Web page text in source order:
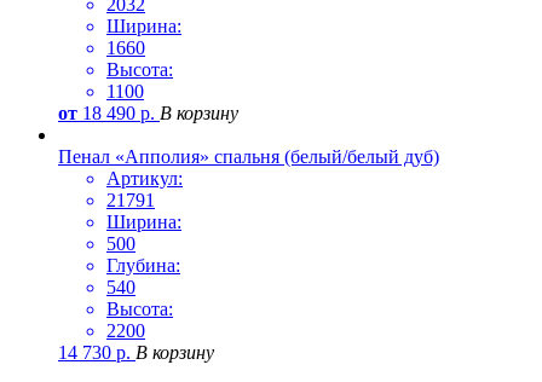
2032
Ширина:
1660
Высота:
1100
от 18 490 р. В корзину
Пенал «Апполия» спальня (белый/белый дуб)
Артикул:
21791
Ширина:
500
Глубина:
540
Высота:
2200
14 730 р. В корзину